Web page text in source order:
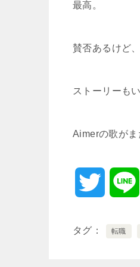
最高。
賛否あるけど
ストーリーも
Aimerの歌がま
タグ
転職